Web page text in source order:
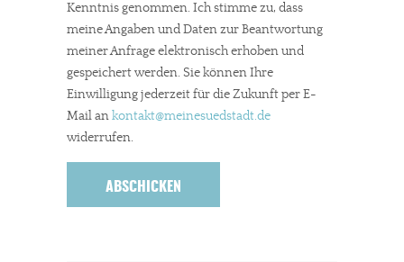
Kenntnis genommen. Ich stimme zu, dass
meine Angaben und Daten zur Beantwortung
meiner Anfrage elektronisch erhoben und
gespeichert werden. Sie können Ihre
Einwilligung jederzeit für die Zukunft per E-
Mail ankontakt@meinesuedstadt.de
widerrufen.